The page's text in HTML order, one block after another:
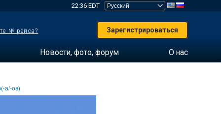
22:36 EDT
№ рейса? Зарегистрироваться
Новости, фото, форум О нас
а/-ов)